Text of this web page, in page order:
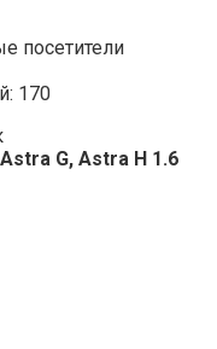
посетители
170
Astra G, Astra H 1.6